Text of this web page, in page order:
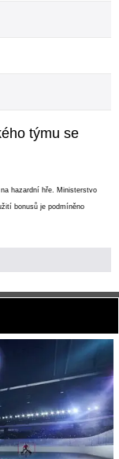
týmu se
hazardní hře. Ministerstvo
bonusů je podmíněno